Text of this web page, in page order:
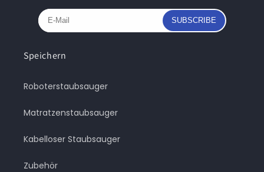
SUBSCRIBE
Speichern
Roboterstaubsauger
Matratzenstaubsauger
Kabelloser Staubsauger
Zubehör